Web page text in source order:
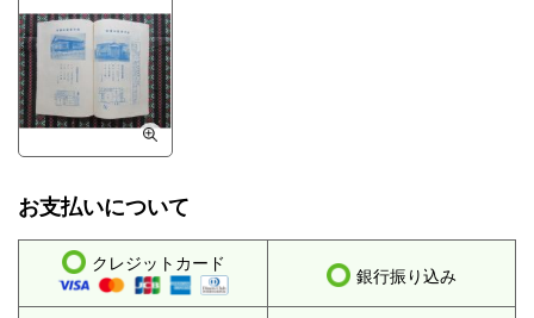
お支払いについて
クレジットカード
銀行振り込み